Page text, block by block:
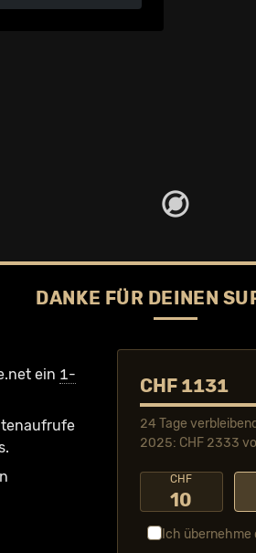
DANKE FÜR DEINEN
ein 1-
CHF 1131
24 Tage
2025: CHF 2333
CHF
10
Ich übernehme